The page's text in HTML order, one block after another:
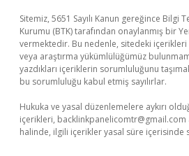
Sitemiz, 5651 Sayılı Kanun gereğince Bilgi
Kurumu (BTK) tarafından onaylanmış bir
vermektedir. Bu nedenle, sitedeki
veya araştırma yükümlülüğümüz
yazdıkları içeriklerin sorumluluğunu
bu sorumluluğu kabul etmiş sayılırlar.
Hukuka ve yasal düzenlemelere aykırı
içerikleri, backlinkpanelicomtr@gmail.com
halinde, ilgili içerikler yasal süre içerisinde